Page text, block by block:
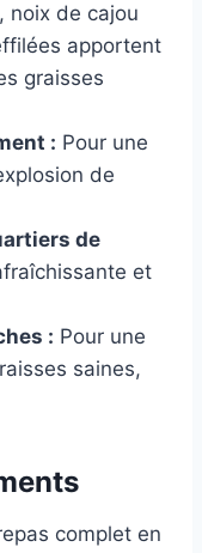
noix de cajou
apportent
graisses
: Pour une
de
de
et
: Pour une
saines,
complet en